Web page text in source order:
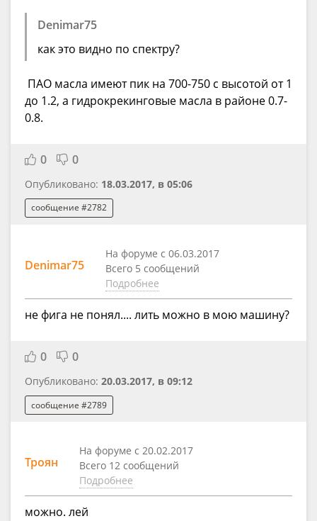
Denimar75
как это видно по спектру?
ПАО масла имеют пик на 700-750 с высотой от 1
до 1.2, а гидрокрекинговые масла в районе 0.7-
0.8.
0 0
Опубликовано: 18.03.2017, в 05:06
сообщение #2782
Denimar75
На форуме с 06.03.2017
Всего 5 сообщений
Подробнее
не фига не понял.... лить можно в мою машину?
0 0
Опубликовано: 20.03.2017, в 09:12
сообщение #2789
Троян
На форуме с 20.02.2017
Всего 12 сообщений
Подробнее
можно. лей